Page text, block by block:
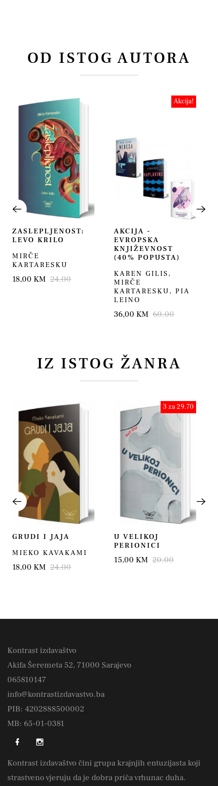
OD ISTOG AUTORA
ZASLEPLJENOST:
LEVO KRILO
MIRČE
KARTARESKU
18,00 KM 24.00
Akcija!
AKCIJA -
EVROPSKA
KNJIŽEVNOST
(40% POPUSTA)
KAREN GILIS ,
MIRČE
KARTARESKU, PIA
LEINO
36,00 KM 60.00
IZ ISTOG ŽANRA
GRUDI I JAJA
MIEKO KAVAKAMI
18,00 KM 24.00
3 za 29.70
U VELIKOJ
PERIONICI
15,00 KM 20.00
Kontrast izdavaštvo
Akifa Šeremeta 52, 71000 Sarajevo
065810147
info@kontrastizdavastvo.ba
PIB: 4202888500002
MB: 65-01-0381
Kontrast izdavaštvo čini grupa krajnjih entuzijasta koji
strastveno vjeruju da je dobra priča vrhunac duha.